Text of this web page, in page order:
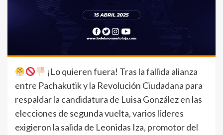
¡Lo quieren fuera! Tras la fallida alianza
entre Pachakutik y la Revolución Ciudadana para
respaldar la candidatura de Luisa González en las
elecciones de segunda vuelta, varios líderes
exigieron la salida de Leonidas Iza, promotor del